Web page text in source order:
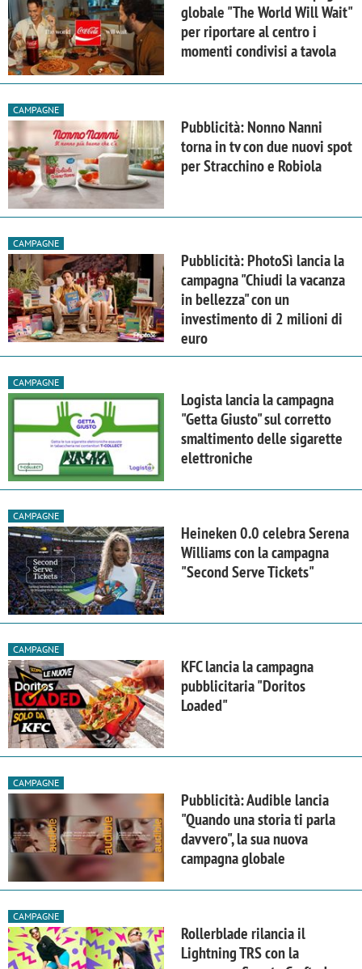
globale "The World Will Wait"
per riportare al centro i
momenti condivisi a tavola
CAMPAGNE
Pubblicità: Nonno Nanni
torna in tv con due nuovi spot
per Stracchino e Robiola
CAMPAGNE
Pubblicità: PhotoSì lancia la
campagna "Chiudi la vacanza
in bellezza" con un
investimento di 2 milioni di
euro
CAMPAGNE
Logista lancia la campagna
"Getta Giusto" sul corretto
smaltimento delle sigarette
elettroniche
CAMPAGNE
Heineken 0.0 celebra Serena
Williams con la campagna
"Second Serve Tickets"
CAMPAGNE
KFC lancia la campagna
pubblicitaria "Doritos
Loaded"
CAMPAGNE
Pubblicità: Audible lancia
"Quando una storia ti parla
davvero", la sua nuova
campagna globale
CAMPAGNE
Rollerblade rilancia il
Lightning TRS con la